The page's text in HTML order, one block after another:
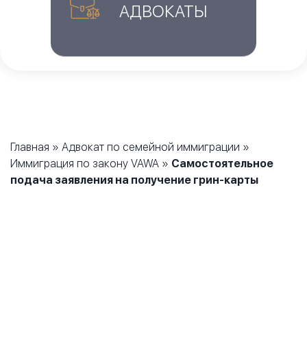
АДВОКАТЫ
Главная » Адвокат по семейной иммиграции »
Иммиграция по закону VAWA » Самостоятельное
подача заявления на получение грин-карты